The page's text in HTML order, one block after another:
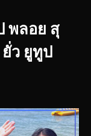
พลอย สุ
ว ยูทูป